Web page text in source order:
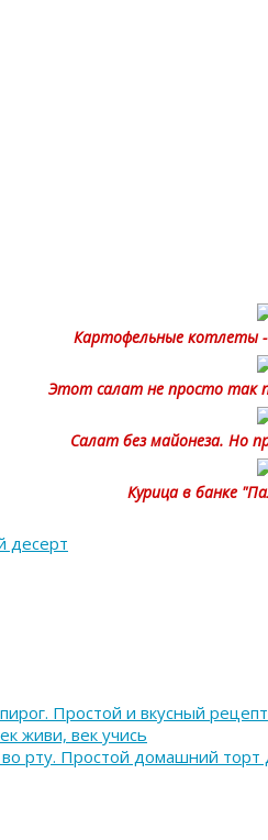
Картофельные котлеты
Этот салат не просто так
Салат без майонеза. Но
Курица в банке
десерт
Простой и вкусный рецепт
живи, век учись
рту. Простой домашний торт